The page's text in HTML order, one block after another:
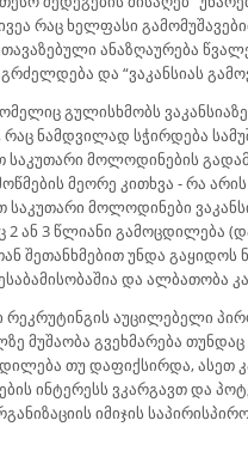
რაც ხელფასი
ანაზღაურება
და “ვაკანსიას
გულისხმობს
რაც ნამდვილად სჭირდება
მოლოდინების
მეორე კითხვა - რა
მოლოდინები
ან 3 წლიანი გამოცდილება
შეთანხმებით უნდა
და ალბათობა
რეკრუტინგის აუცილებელი
გვეხმარება
თუ დაფიქსირდა,
ინტერესს ვკარგავთ და
იმიჯის